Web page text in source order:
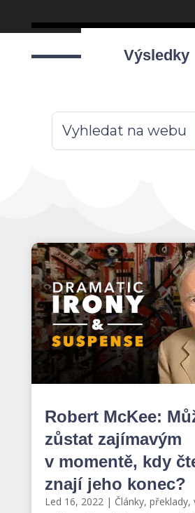
Výsledky
Robert McKee:
zůstat zajímavým
v momentě, kdy
znají jeho konec?
Led 16, 2022| Články,